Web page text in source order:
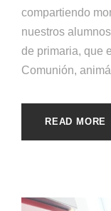
compartiendo
nuestros
de primaria, que
Comunión,
READ MORE